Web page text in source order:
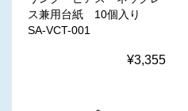
ス兼用台紙 10個入り
SA-VCT-001
¥3,355